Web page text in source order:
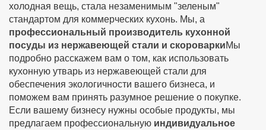
холодная вещь, стала незаменимым "зеленым"
стандартом для коммерческих кухонь. Мы, а
профессиональный производитель кухонной
посуды из нержавеющей стали и скороваркиМы
подробно расскажем вам о том, как использовать
кухонную утварь из нержавеющей стали для
обеспечения экологичности вашего бизнеса, и
поможем вам принять разумное решение о покупке.
Если вашему бизнесу нужны особые продукты, мы
предлагаем профессиональную индивидуальное